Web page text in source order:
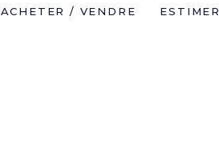
ACHETER / VENDRE ESTIMER